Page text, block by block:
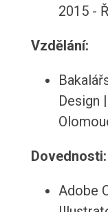
2015 -
Vzdělání:
Design
Dovednosti:
Adobe